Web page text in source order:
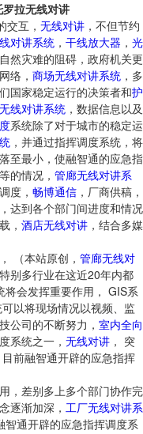
拉无线对讲
交互， 无线对讲 ，不但节约
对讲系统 ， 干线放大器 ， 光
然灾难的阻碍，政府机关更
络， 商场无线对讲系统 ，多
国家稳定运行的决策者和护
无线对讲系统 ，数据信息以及
系统除了对于城市的稳定运
，并通过指挥调度系统，将
至最小，使融智通的应急指
的情况， 管廊无线对讲系
度， 畅博通信 ，厂商供稿，
，达到各个部门间进度和情况
， 酒店无线对讲 ，结合多媒
（本站原创， 管廊无线对
别多行业在这近20年内都
会发挥重要作用， GIS系
以将现场情况以视频、监
公司的不断努力， 室内全向
系统之一， 无线对讲 ， 突
前融智通开辟的应急指挥
，差别多上多个部门协作完
逐渐加深， 工厂无线对讲系
智通开辟的应急指挥调度系